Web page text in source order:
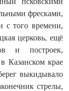
фресками,
с того времени,
церковь, ещё
и построек,
Казанском крае
выкидывало
стрелы,